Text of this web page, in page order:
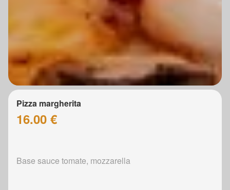
Pizza margherita
16.00 €
Base sauce tomate, mozzarella